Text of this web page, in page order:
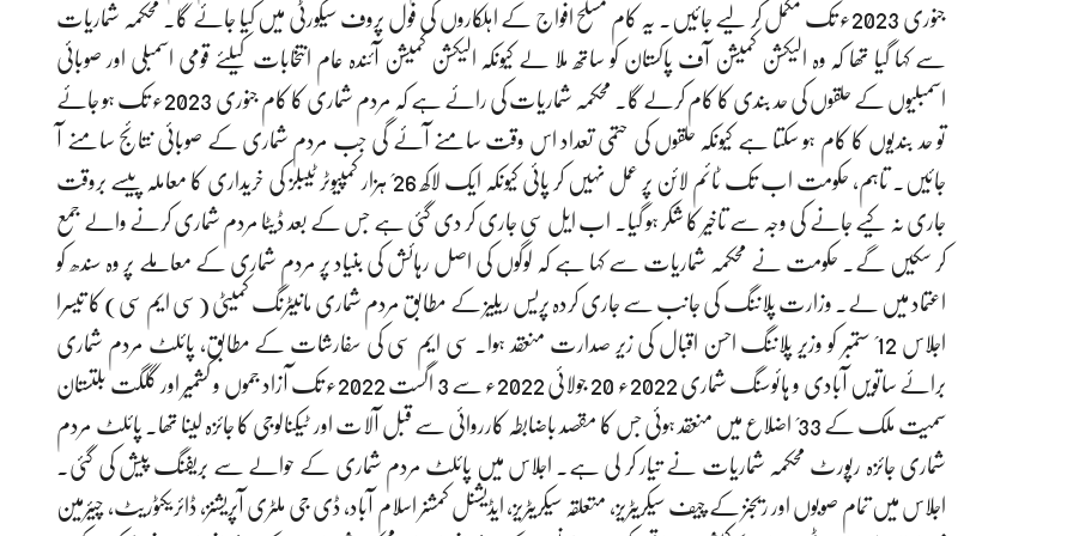
جنوری 2023ء تک مکمل کر لیے جائیں۔ یہ کام مسلح افواج کے اہلکاروں کی فول پروف سیکورٹی میں کیا جائے گا۔ محکمہ شماریات
سے کہا گیا تھا کہ وہ الیکشن کمیشن آف پاکستان کو ساتھ ملا لے کیونکہ الیکشن کمیشن آئندہ عام انتخابات کیلئے قومی اسمبلی اور صوبائی
اسمبلیوں کے حلقوں کی حد بندی کا کام کرلے گا۔ محکمہ شماریات کی رائے ہے کہ مردم شماری کا کام جنوری 2023ء تک ہو جائے
تو حد بندیوں کا کام ہو سکتا ہے کیونکہ حلقوں کی حتمی تعداد اس وقت سامنے آئے گی جب مردم شماری کے صوبائی نتائج سامنے آ
جائیں۔ تاہم، حکومت اب تک ٹائم لائن پر عمل نہیں کر پائی کیونکہ ایک لاکھ 26؍ ہزار کمپیوٹر ٹیبلز کی خریداری کا معاملہ پیسے بروقت
جاری نہ کیے جانے کی وجہ سے تاخیر کا شکر ہو گیا۔ اب ایل سی جاری کر دی گئی ہے جس کے بعد ڈیٹا مردم شماری کرنے والے جمع
کر سکیں گے۔ حکومت نے محکمہ شماریات سے کہا ہے کہ لوگوں کی اصل رہائش کی بنیاد پر مردم شماری کے معاملے پر وہ سندھ کو
اعتماد میں لے۔ وزارت پلاننگ کی جانب سے جاری کردہ پریس ریلیز کے مطابق مردم شماری مانیٹرنگ کمیٹی (سی ایم سی) کا تیسرا
اجلاس 12؍ ستمبر کو وزیر پلاننگ احسن اقبال کی زیر صدارت منعقد ہوا۔ سی ایم سی کی سفارشات کے مطابق، پائلٹ مردم شماری
برائے ساتویں آبادی و ہائوسنگ شماری 2022ء 20 جولائی 2022ء سے 3 اگست 2022ء تک آزاد جموں و کشمیر اور گلگت بلتستان
سمیت ملک کے 33؍ اضلاع میں منعقد ہوئی جس کا مقصد باضابطہ کارروائی سے قبل آلات اور ٹیکنالوجی کا جائزہ لینا تھا۔ پائلٹ مردم
شماری جائزہ رپورٹ محکمہ شماریات نے تیار کر لی ہے۔ اجلاس میں پائلٹ مردم شماری کے حوالے سے بریفنگ پیش کی گئی۔
اجلاس میں تمام صوبوں اور ریجنز کے چیف سیکریٹریز، متعلقہ سیکریٹریز، ایڈیشنل کمشنر اسلام آباد، ڈی جی ملٹری آپریشنز، ڈائریکٹوریٹ، چیئرمین